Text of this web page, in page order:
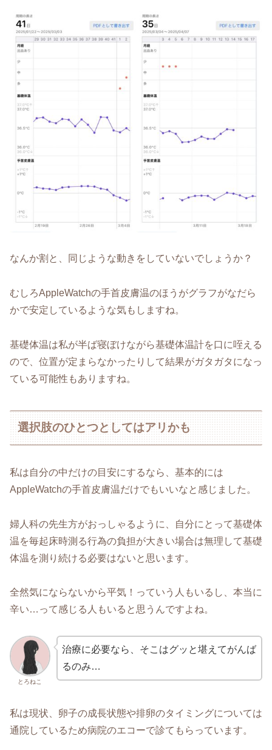
なんか割と、同じような動きをしていないでしょうか？
むしろAppleWatchの手首皮膚温のほうがグラフがなだら
かで安定しているような気もしますね。
基礎体温は私が半ば寝ぼけながら基礎体温計を口に咥える
ので、位置が定まらなかったりして結果がガタガタになっ
ている可能性もありますね。
選択肢のひとつとしてはアリかも
私は自分の中だけの目安にするなら、基本的には
AppleWatchの手首皮膚温だけでもいいなと感じました。
婦人科の先生方がおっしゃるように、自分にとって基礎体
温を毎起床時測る行為の負担が大きい場合は無理して基礎
体温を測り続ける必要はないと思います。
全然気にならないから平気！っていう人もいるし、本当に
辛い…って感じる人もいると思うんですよね。
とろねこ
治療に必要なら、そこはグッと堪えてがんば
るのみ…
私は現状、卵子の成長状態や排卵のタイミングについては
通院しているため病院のエコーで診てもらっています。